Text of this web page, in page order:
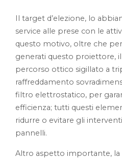
Il target d’elezione, lo
service alle prese con le
questo motivo, oltre che
generati questo proiettore,
percorso ottico sigillato a
raffreddamento
filtro elettrostatico, per
efficienza; tutti questi
ridurre o evitare gli
pannelli.
Altro aspetto importante,